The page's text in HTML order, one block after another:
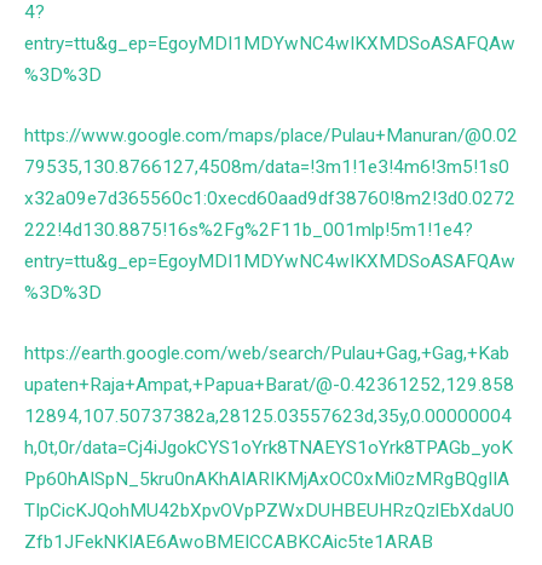
4?
entry=ttu&g_ep=EgoyMDI1MDYwNC4wIKXMDSoASAFQAw
%3D%3D
https://www.google.com/maps/place/Pulau+Manuran/@0.02
79535,130.8766127,4508m/data=!3m1!1e3!4m6!3m5!1s0
x32a09e7d365560c1:0xecd60aad9df38760!8m2!3d0.0272
222!4d130.8875!16s%2Fg%2F11b_001mlp!5m1!1e4?
entry=ttu&g_ep=EgoyMDI1MDYwNC4wIKXMDSoASAFQAw
%3D%3D
https://earth.google.com/web/search/Pulau+Gag,+Gag,+Kab
upaten+Raja+Ampat,+Papua+Barat/@-0.42361252,129.858
12894,107.50737382a,28125.03557623d,35y,0.00000004
h,0t,0r/data=Cj4iJgokCYS1oYrk8TNAEYS1oYrk8TPAGb_yoK
Pp60hAISpN_5kru0nAKhAIARIKMjAxOC0xMi0zMRgBQgIIA
TIpCicKJQohMU42bXpvOVpPZWxDUHBEUHRzQzlEbXdaU0
Zfb1JFekNKIAE6AwoBMEICCABKCAic5te1ARAB